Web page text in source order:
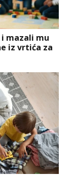
mazali mu
iz vrtića za